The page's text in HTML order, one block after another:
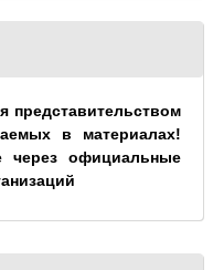
представительством
в материалах!
через официальные